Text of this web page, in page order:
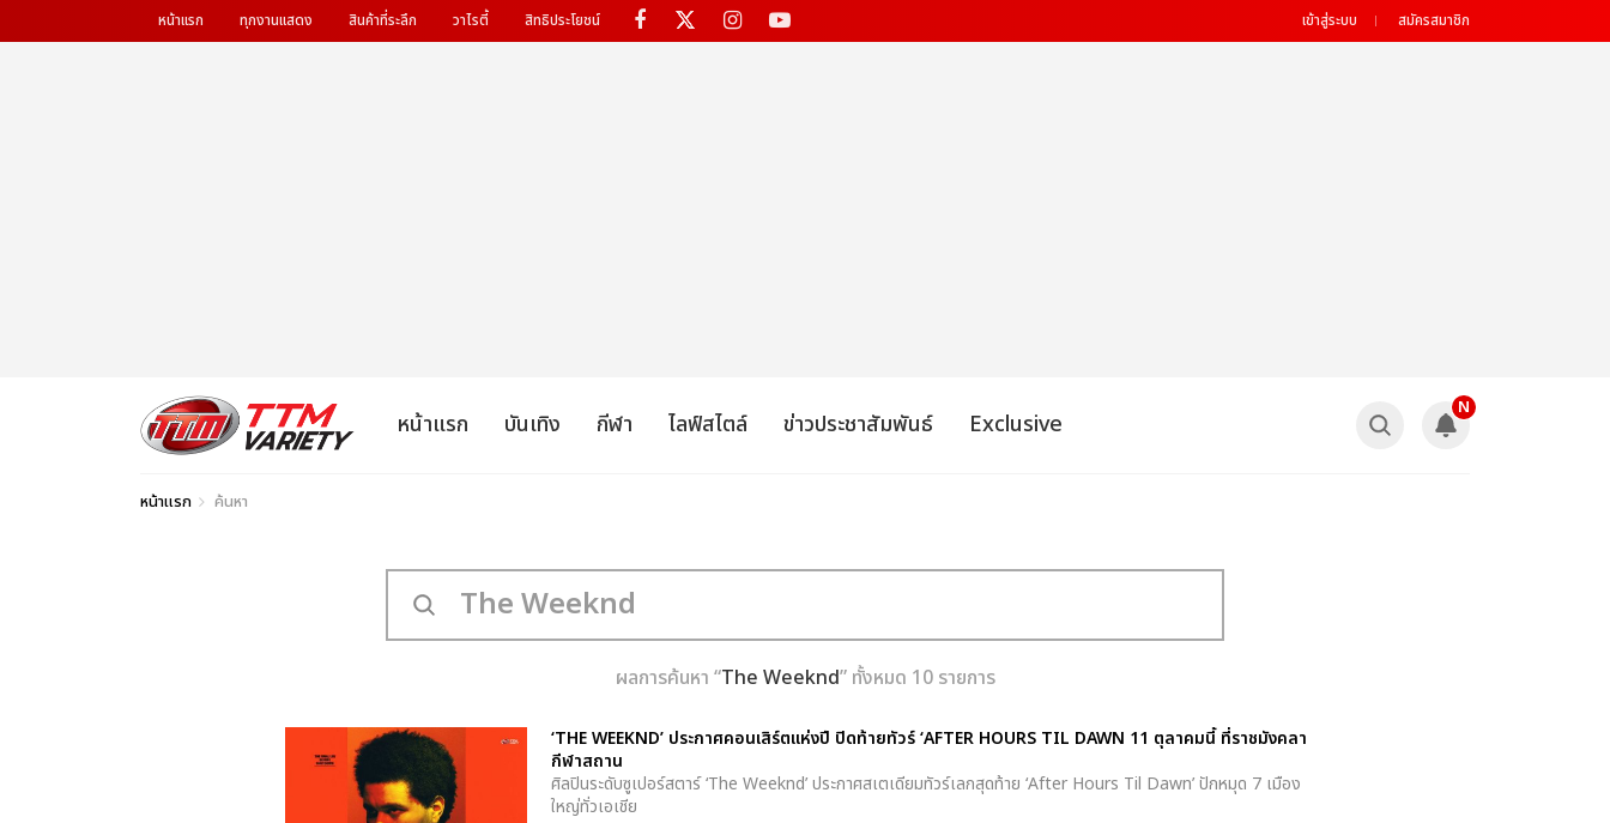
หน้าแรก ทุกงานแสดง สินค้าที่ระลึก วาไรตี้ สิทธิประโยชน์ เข้าสู่ระบบ สมัครสมาชิก
หน้าแรก บันเทิง กีฬา ไลฟ์สไตล์ ข่าวประชาสัมพันธ์ Exclusive
N
หน้าแรก ค้นหา
ผลการค้นหา “The Weeknd” ทั้งหมด 10 รายการ
‘THE WEEKND’ ประกาศคอนเสิร์ตแห่งปี ปิดท้ายทัวร์ ‘AFTER HOURS TIL DAWN 11 ตุลาคมนี้ ที่ราชมังคลา
กีฬาสถาน
ศิลปินระดับซูเปอร์สตาร์ ‘The Weeknd’ ประกาศสเตเดียมทัวร์เลกสุดท้าย ‘After Hours Til Dawn’ ปักหมุด 7 เมือง
ใหญ่ทั่วเอเชีย